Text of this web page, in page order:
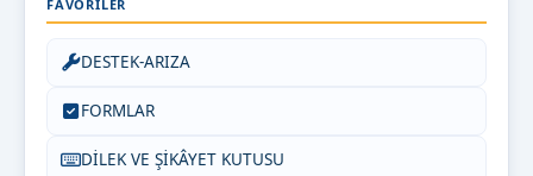
FAVORILER
DESTEK-ARIZA
FORMLAR
DİLEK VE ŞİKÂYET KUTUSU